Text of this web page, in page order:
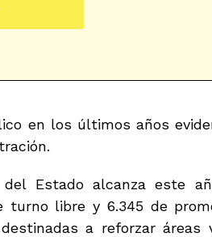
a
g
i
l
o
g
en los últimos años
Estado alcanza este
turno libre y 6.345 de
a reforzar áreas